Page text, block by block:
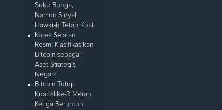
Suku Bunga,
Namun Sinyal
Hawkish Tetap Kuat
Korea Selatan
Resmi Klasifikasikan
Bitcoin sebagai
Aset Strategis
Negara
Bitcoin Tutup
Kuartal ke-3 Merah
Ketiga Beruntun